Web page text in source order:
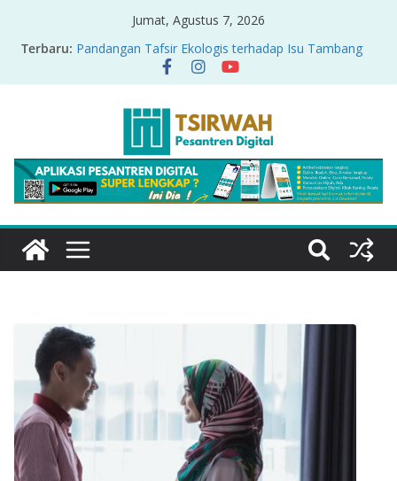
Jumat, Agustus 7, 2026
Terbaru: Pandangan Tafsir Ekologis terhadap Isu Tambang
Nikel di Raja Ampat
PRODUK RELASI KUASA-IDIOLOGI PADA TAFSIR
Sirah Nabawiyah
Oversharing dan Privasi dalam Al-Qur’an: “Ketika
Ayat Bicara Soal Curhat di Sosmed”
Menyikapi Fatherless, Kisah Lukman Menjadi
Cerminan